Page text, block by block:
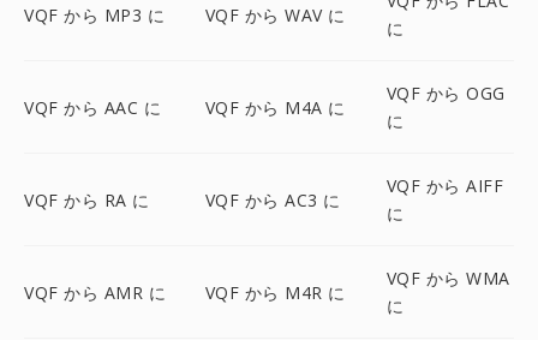
VQF から MP3 に VQF から WAV に
に
VQF から AAC に VQF から M4A に
VQF から OGG
に
VQF から RA に VQF から AC3 に
VQF から AIFF
に
VQF から AMR に VQF から M4R に
VQF から WMA
に